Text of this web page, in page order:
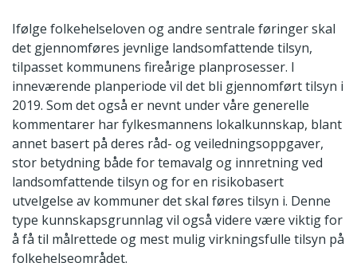
Ifølge folkehelseloven og andre sentrale føringer skal
det gjennomføres jevnlige landsomfattende tilsyn,
tilpasset kommunens fireårige planprosesser. I
inneværende planperiode vil det bli gjennomført tilsyn i
2019. Som det også er nevnt under våre generelle
kommentarer har fylkesmannens lokalkunnskap, blant
annet basert på deres råd- og veiledningsoppgaver,
stor betydning både for temavalg og innretning ved
landsomfattende tilsyn og for en risikobasert
utvelgelse av kommuner det skal føres tilsyn i. Denne
type kunnskapsgrunnlag vil også videre være viktig for
å få til målrettede og mest mulig virkningsfulle tilsyn på
folkehelseområdet.